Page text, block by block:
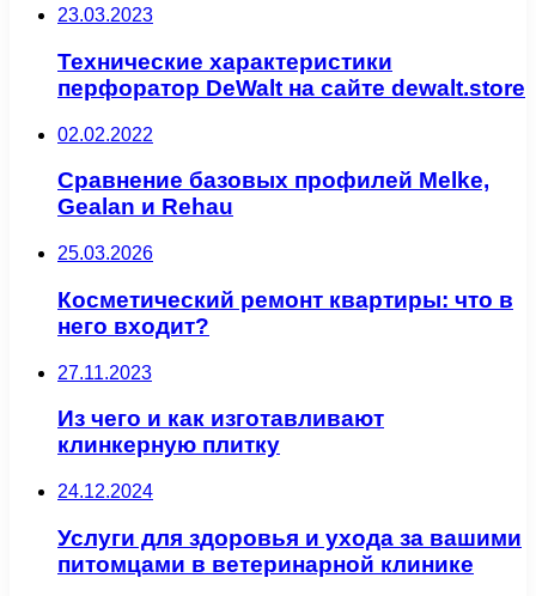
23.03.2023
Технические характеристики
перфоратор DeWalt на сайте dewalt.store
02.02.2022
Сравнение базовых профилей Melke,
Gealan и Rehau
25.03.2026
Косметический ремонт квартиры: что в
него входит?
27.11.2023
Из чего и как изготавливают
клинкерную плитку
24.12.2024
Услуги для здоровья и ухода за вашими
питомцами в ветеринарной клинике